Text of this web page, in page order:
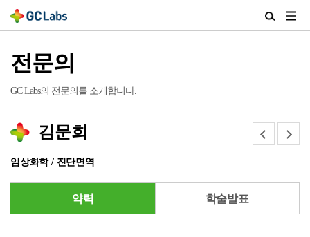
검
색
전문의
GC Labs의 전문의를 소개합니다.
김문희
전
다
음
임상화학 / 진단면역
약력 학술발표